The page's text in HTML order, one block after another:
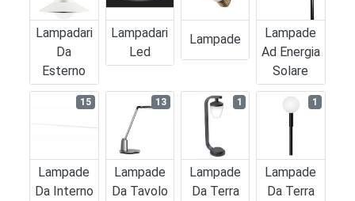
Lampadari
Da
Esterno
Lampadari
Led
Lampade
Lampade
Ad Energia
Solare
Lampade
Da Interno
15
Lampade
Da Tavolo
13
Lampade
Da Terra
1
Lampade
Da Terra
1